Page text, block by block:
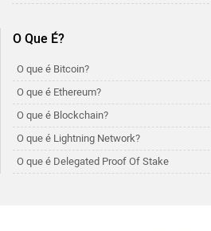
O Que É?
O que é Bitcoin?
O que é Ethereum?
O que é Blockchain?
O que é Lightning Network?
O que é Delegated Proof Of Stake